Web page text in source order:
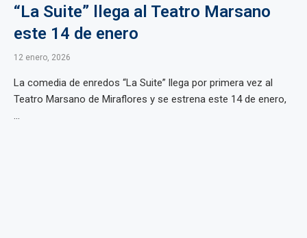
“La Suite” llega al Teatro Marsano
este 14 de enero
12 enero, 2026
La comedia de enredos “La Suite” llega por primera vez al
Teatro Marsano de Miraflores y se estrena este 14 de enero,
...